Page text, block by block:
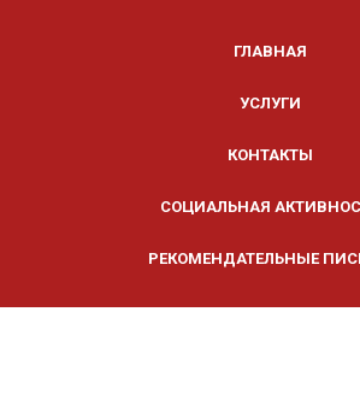
ГЛАВНАЯ
УСЛУГИ
КОНТАКТЫ
СОЦИАЛЬНАЯ
РЕКОМЕНДАТЕЛЬНЫЕ